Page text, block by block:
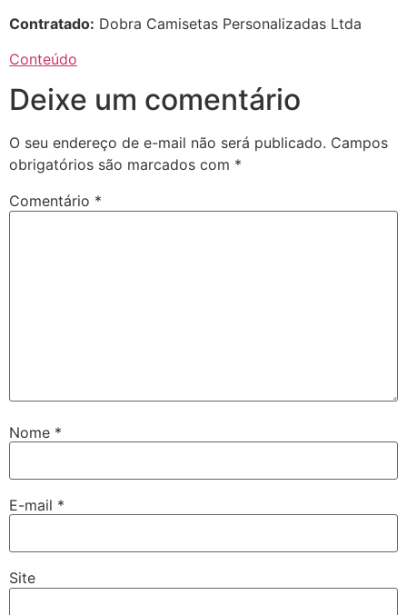
Contratado: Dobra Camisetas Personalizadas Ltda
Conteúdo
Deixe um comentário
O seu endereço de e-mail não será publicado. Campos
obrigatórios são marcados com *
Comentário *
Nome *
E-mail *
Site